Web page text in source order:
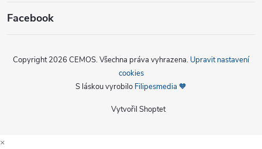
Facebook
Vytvořil Shoptet
Copyright 2026 CEMOS. Všechna práva vyhrazena. Upravit nastavení
cookies
S láskou vyrobilo Filipesmedia 🧡
×